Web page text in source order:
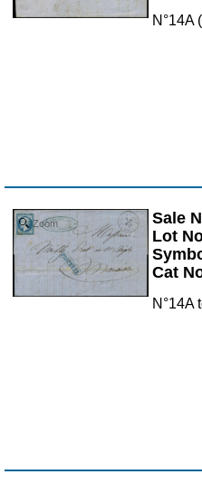
N°14A
Zoom
Sale
Lot
Cat
N°14A